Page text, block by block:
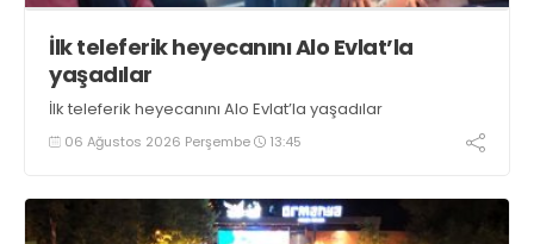
İlk teleferik heyecanını Alo Evlat’la
yaşadılar
İlk teleferik heyecanını Alo Evlat’la yaşadılar
06 Ağustos 2026 Perşembe 13:45